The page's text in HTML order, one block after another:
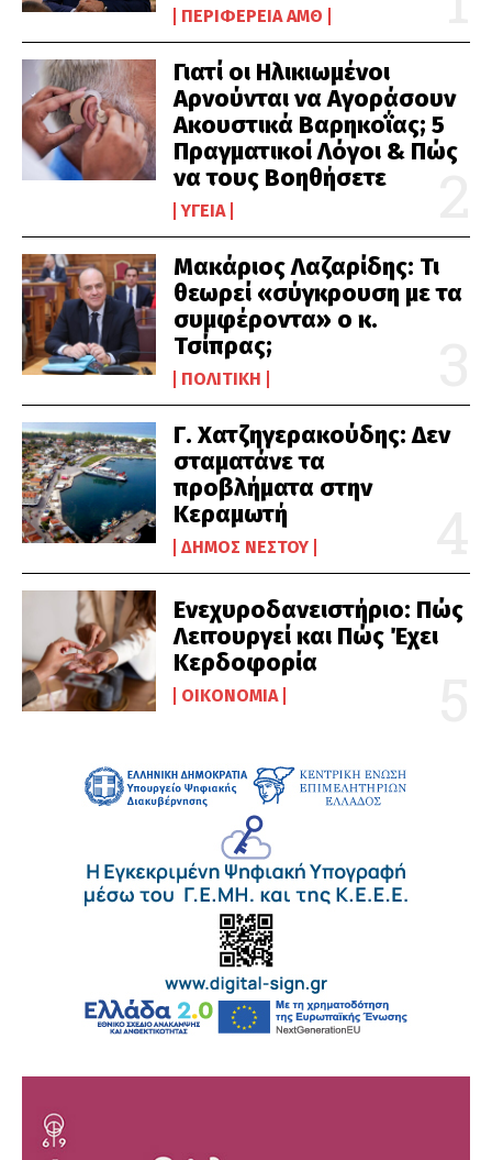
ΠΕΡΙΦΈΡΕΙΑ ΑΜΘ
Γιατί οι Ηλικιωμένοι
Αρνούνται να Αγοράσουν
Ακουστικά Βαρηκοΐας; 5
Πραγματικοί Λόγοι & Πώς
να τους Βοηθήσετε
ΥΓΕΊΑ
Μακάριος Λαζαρίδης: Τι
θεωρεί «σύγκρουση με τα
συμφέροντα» ο κ.
Τσίπρας;
ΠΟΛΙΤΙΚΉ
Γ. Χατζηγερακούδης: Δεν
σταματάνε τα
προβλήματα στην
Κεραμωτή
ΔΉΜΟΣ ΝΈΣΤΟΥ
Ενεχυροδανειστήριο: Πώς
Λειτουργεί και Πώς Έχει
Κερδοφορία
ΟΙΚΟΝΟΜΊΑ